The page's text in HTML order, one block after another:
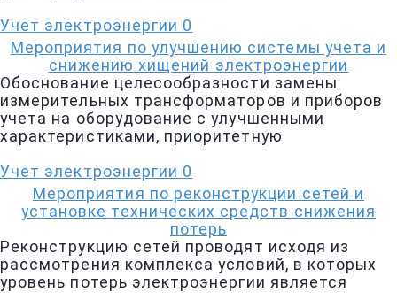
Учет электроэнергии 0
Мероприятия по улучшению системы учета и
снижению хищений электроэнергии
Обоснование целесообразности замены
измерительных трансформаторов и приборов
учета на оборудование с улучшенными
характеристиками, приоритетную
Учет электроэнергии 0
Мероприятия по реконструкции сетей и
установке технических средств снижения
потерь
Реконструкцию сетей проводят исходя из
рассмотрения комплекса условий, в которых
уровень потерь электроэнергии является